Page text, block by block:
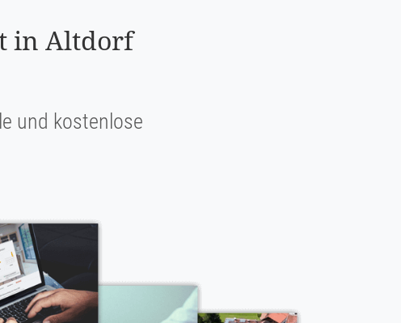
in Altdorf
und kostenlose